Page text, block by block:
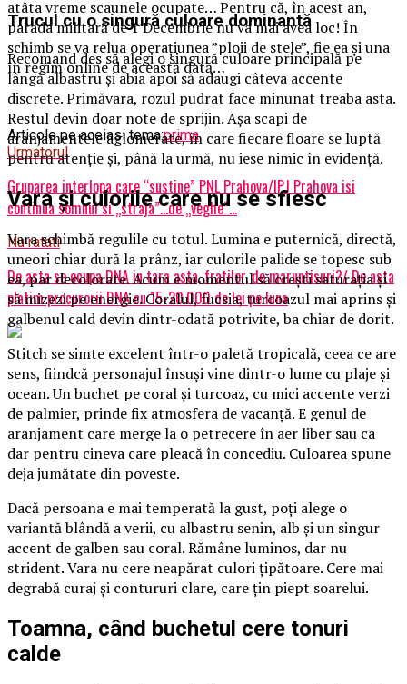
atâta vreme scaunele ocupate… Pentru că, în acest an,
parada militară de 1 Decembrie nu va mai avea loc! În
schimb se va relua operațiunea ”ploii de stele”, fie ea și una
în regim online de această dată…
Articole pe aceiasi tema:prima
Urmatorul
Gruparea interlopa care “sustine” PNL Prahova/IPJ Prahova isi
continua somnul si „straja”…de „veghe”…
Nu ratati
De asta se ocupa DNA in tara asta, fratilor, de maruntisuri?/ De asta
platim procurorii DNA cu 15-20.000 de lei pe luna
Trucul cu o singură culoare dominantă
Recomand des să alegi o singură culoare principală pe
lângă albastru și abia apoi să adaugi câteva accente
discrete. Primăvara, rozul pudrat face minunat treaba asta.
Restul devin doar note de sprijin. Așa scapi de
aranjamentele aglomerate, în care fiecare floare se luptă
pentru atenție și, până la urmă, nu iese nimic în evidență.
Vara și culorile care nu se sfiesc
Vara schimbă regulile cu totul. Lumina e puternică, directă,
uneori chiar dură la prânz, iar culorile palide se topesc sub
ea, par decolorate. Acum e momentul să crești saturația și
să mizezi pe energie. Coralul, fucsia, turcoazul mai aprins și
galbenul cald devin dintr-odată potrivite, ba chiar de dorit.
Stitch se simte excelent într-o paletă tropicală, ceea ce are
sens, fiindcă personajul însuși vine dintr-o lume cu plaje și
ocean. Un buchet pe coral și turcoaz, cu mici accente verzi
de palmier, prinde fix atmosfera de vacanță. E genul de
aranjament care merge la o petrecere în aer liber sau ca
dar pentru cineva care pleacă în concediu. Culoarea spune
deja jumătate din poveste.
Dacă persoana e mai temperată la gust, poți alege o
variantă blândă a verii, cu albastru senin, alb și un singur
accent de galben sau coral. Rămâne luminos, dar nu
strident. Vara nu cere neapărat culori țipătoare. Cere mai
degrabă curaj și contururi clare, care țin piept soarelui.
Toamna, când buchetul cere tonuri
calde